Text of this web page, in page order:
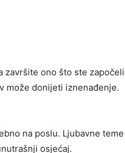
završite ono što ste
može donijeti iznenađenje.
na poslu. Ljubavne
osjećaj.